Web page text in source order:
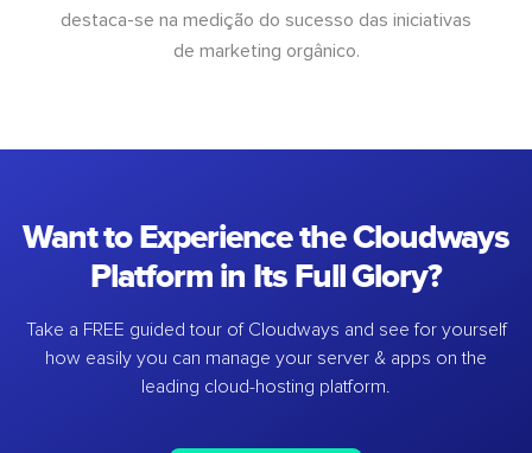
destaca-se na medição do sucesso das iniciativas
de marketing orgânico.
Want to Experience the Cloudways
Platform in Its Full Glory?
Take a FREE guided tour of Cloudways and see for yourself
how easily you can manage your server & apps on the
leading cloud-hosting platform.